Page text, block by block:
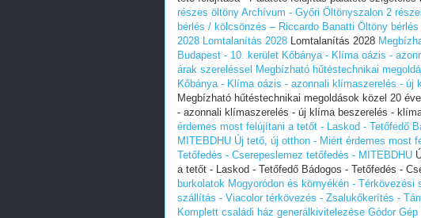
részes öltöny Archívum - Győri Öltönyszalon 2
bérlés / kölcsönzés – Riccardo Banatti Öltöny
2028 Lomtalanítás 2028 Lomtalanítás 2028
Budapest - 10. kerület Kőbánya - Klíma oázis -
árak szereléssel Megbízható hűtéstechnikai
Kőbánya - Klíma oázis - azonnali klímaszerelés - új
Megbízható hűtéstechnikai megoldások közel 20
- azonnali klímaszerelés - új klíma beszerelés -
érdemes most felújítani a tetőt - Laskod - Tetőfedő
MITEBDHU Új tető, új otthon - Miért érdemes most
Tetőfedés - Cserepeslemez tetőfedés - MITEBDHU
a tetőt - Laskod - Tetőfedő Bádogos - Tetőfedés -
burkolatok Mogyoródon és környékén -
szállítás - Viacolor térkövezés - Zsalukőkerítés -
Komplett családi ház generálkivitelezése Gódor Gép